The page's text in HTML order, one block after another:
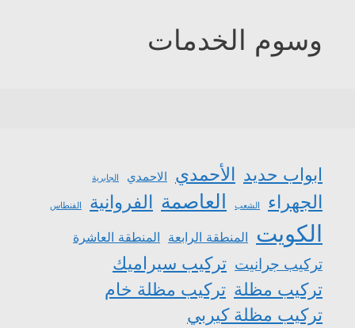
وسوم الخدمات
ابواب حديد الأحمدي الاحمدي الجابرية
الجهراء الشعب العاصمة الفروانية الفنطاس
الكويت المنطقة الرابعة المنطقة العاشرة
تركيب جرانيت تركيب سيراميك
تركيب مظلة تركيب مظلة خام
تركيب مظلة كيربي